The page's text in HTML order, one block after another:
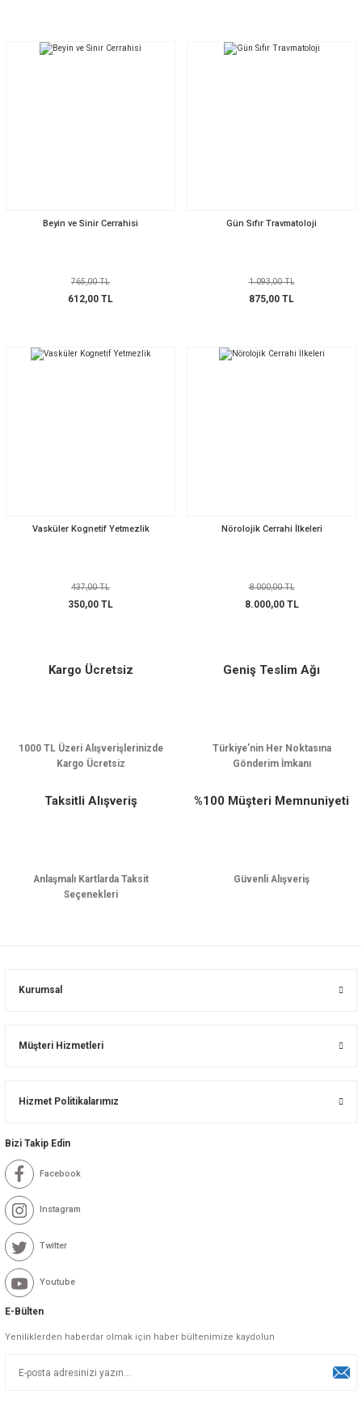
Beyin ve Sinir Cerrahisi
765,00 TL
612,00 TL
Gün Sıfır Travmatoloji
1.093,00 TL
875,00 TL
Vasküler Kognetif Yetmezlik
437,00 TL
350,00 TL
Nörolojik Cerrahi İlkeleri
8.000,00 TL
8.000,00 TL
Kargo Ücretsiz
1000 TL Üzeri Alışverişlerinizde
Kargo Ücretsiz
Geniş Teslim Ağı
Türkiye’nin Her Noktasına
Gönderim İmkanı
Taksitli Alışveriş
Anlaşmalı Kartlarda Taksit
Seçenekleri
%100 Müşteri Memnuniyeti
Güvenli Alışveriş
Kurumsal
Müşteri Hizmetleri
Hizmet Politikalarımız
Bizi Takip Edin
Facebook
Instagram
Twitter
Youtube
E-Bülten
Yeniliklerden haberdar olmak için haber bültenimize kaydolun